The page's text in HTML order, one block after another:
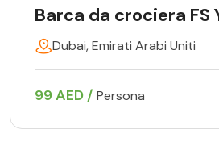
Barca da crociera FS
Dubai, Emirati Arabi Uniti
99 AED / Persona